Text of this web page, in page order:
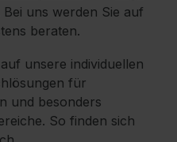
Bei uns werden Sie auf
beraten.
unsere individuellen
für
und besonders
So finden sich